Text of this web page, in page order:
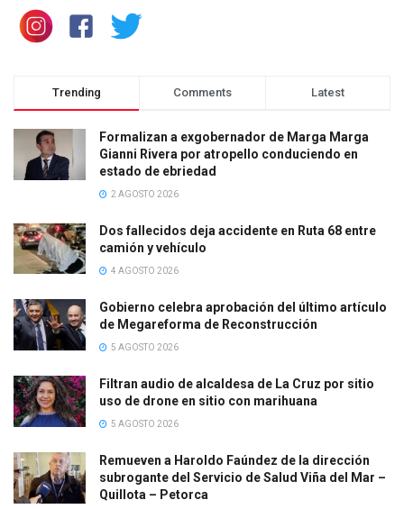
Trending Comments Latest
Formalizan a exgobernador de Marga Marga
Gianni Rivera por atropello conduciendo en
estado de ebriedad
2 AGOSTO 2026
Dos fallecidos deja accidente en Ruta 68 entre
camión y vehículo
4 AGOSTO 2026
Gobierno celebra aprobación del último artículo
de Megareforma de Reconstrucción
5 AGOSTO 2026
Filtran audio de alcaldesa de La Cruz por sitio
uso de drone en sitio con marihuana
5 AGOSTO 2026
Remueven a Haroldo Faúndez de la dirección
subrogante del Servicio de Salud Viña del Mar –
Quillota – Petorca